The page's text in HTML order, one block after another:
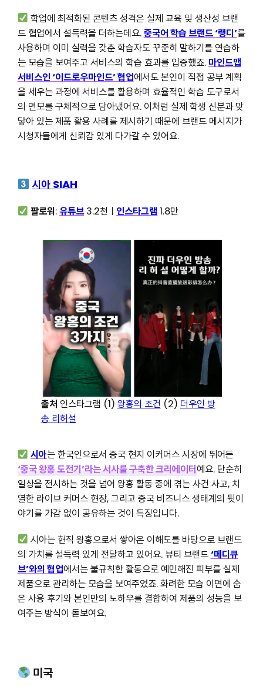
학업에 최적화된 콘텐츠 성격은 실제 교육 및 생산성 브랜
드 협업에서 설득력을 더하는데요.중국어 학습 브랜드 ‘랭디’를
사용하며 이미 실력을 갖춘 학습자도 꾸준히 말하기를 연습하
는 모습을 보여주고 서비스의 학습 효과를 입증했죠. 마인드맵
서비스인 ‘이드로우마인드’ 협업에서도 본인이 직접 공부 계획
을 세우는 과정에 서비스를 활용하며 효율적인 학습 도구로서
의 면모를 구체적으로 담아냈어요. 이처럼 실제 학생 신분과 맞
닿아 있는 제품 활용 사례를 제시하기 때문에 브랜드 메시지가
시청자들에게 신뢰감 있게 다가갈 수 있어요.
시아 SIAH
팔로워:유튜브 3.2천ㅣ 인스타그램 1.8만
출처 인스타그램 (1) 왕홍의 조건 (2) 더우인 방
송 리허설
시아는 한국인으로서 중국 현지 이커머스 시장에 뛰어든
‘중국 왕홍 도전기’라는 서사를 구축한 크리에이터예요. 단순히
일상을 전시하는 것을 넘어 왕홍 활동 중에 겪는 사건 사고, 치
열한 라이브 커머스 현장, 그리고 중국 비즈니스 생태계의 뒷이
야기를 가감 없이 공유하는 것이 특징입니다.
시아는 현직 왕홍으로서 쌓아온 이해도를 바탕으로 브랜드
의 가치를 설득력 있게 전달하고 있어요. 뷰티 브랜드‘메디큐
브’와의 협업에서는 불규칙한 활동으로 예민해진 피부를 실제
제품으로 관리하는 모습을 보여주었죠. 화려한 모습 이면에 숨
은 사용 후기와 본인만의 노하우를 결합하여 제품의 성능을 보
여주는 방식이 돋보여요.
미국